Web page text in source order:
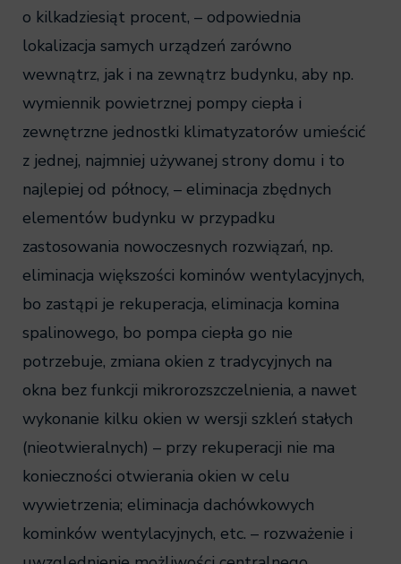
o kilkadziesiąt procent, – odpowiednia
lokalizacja samych urządzeń zarówno
wewnątrz, jak i na zewnątrz budynku, aby np.
wymiennik powietrznej pompy ciepła i
zewnętrzne jednostki klimatyzatorów umieścić
z jednej, najmniej używanej strony domu i to
najlepiej od północy, – eliminacja zbędnych
elementów budynku w przypadku
zastosowania nowoczesnych rozwiązań, np.
eliminacja większości kominów wentylacyjnych,
bo zastąpi je rekuperacja, eliminacja komina
spalinowego, bo pompa ciepła go nie
potrzebuje, zmiana okien z tradycyjnych na
okna bez funkcji mikrorozszczelnienia, a nawet
wykonanie kilku okien w wersji szkleń stałych
(nieotwieralnych) – przy rekuperacji nie ma
konieczności otwierania okien w celu
wywietrzenia; eliminacja dachówkowych
kominków wentylacyjnych, etc. – rozważenie i